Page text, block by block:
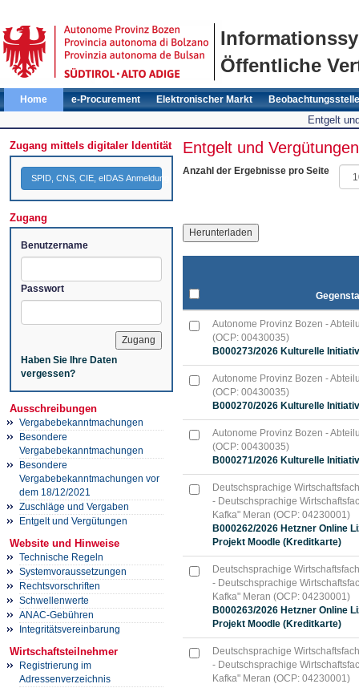
Öffentliche
Home e-Procurement Elektronischer Markt Beobachtungsstelle
Entgelt
Zugang mittels digitaler Identität
SPID, CNS, CIE, eIDAS Anmeldung
Zugang
Benutzername
Passwort
Haben Sie Ihre Daten
vergessen?
Ausschreibungen
Vergabebekanntmachungen
Besondere
Vergabebekanntmachungen
Besondere
Vergabebekanntmachungen vor
dem 18/12/2021
Zuschläge und Vergaben
Entgelt und Vergütungen
Website und Hinweise
Technische Regeln
Systemvoraussetzungen
Rechtsvorschriften
Schwellenwerte
ANAC-Gebühren
Integritätsvereinbarung
Wirtschaftsteilnehmer
Registrierung im
Adressenverzeichnis
Entgelt und Vergütungen
Anzahl der Ergebnisse pro Seite
Autonome Provinz Bozen -
(OCP: 00430035)
B000273/2026 Kulturelle
Autonome Provinz Bozen -
(OCP: 00430035)
B000270/2026 Kulturelle
Autonome Provinz Bozen -
(OCP: 00430035)
B000271/2026 Kulturelle
Deutschsprachige
- Deutschsprachige
Kafka" Meran (OCP: 04230001)
B000262/2026 Hetzner Online
Projekt Moodle (Kreditkarte)
Deutschsprachige
- Deutschsprachige
Kafka" Meran (OCP: 04230001)
B000263/2026 Hetzner Online
Projekt Moodle (Kreditkarte)
Deutschsprachige
- Deutschsprachige
Kafka" Meran (OCP: 04230001)